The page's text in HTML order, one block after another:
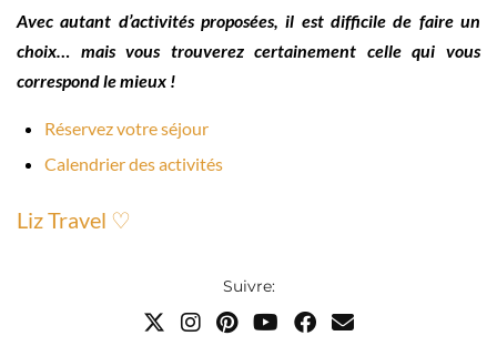
Avec autant d’activités proposées, il est difficile de faire un
choix… mais vous trouverez certainement celle qui vous
correspond le mieux !
Réservez votre séjour
Calendrier des activités
Liz Travel ♡
Suivre: